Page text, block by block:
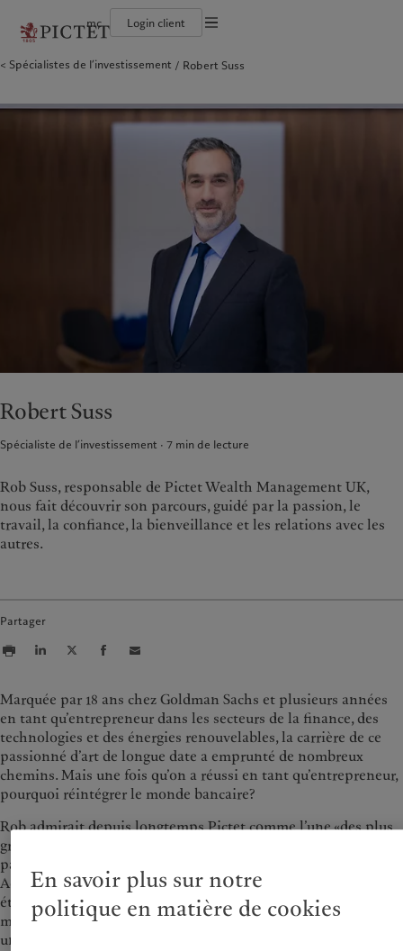
mc Login client
Le groupe Pictet
Nos notations d'entreprise
Diversité, équité et inclusion
Particuliers et familles
Wealth management
Latest insights
L’approche de Pictet
Principes d’investissement climatique
Gouvernance de la durabilité
Asie
China Offshore
Hong Kong SAR
香港特别行政区
日本
Singapore
|新加坡
Spain
España
France
Italia| Italy
(en)|Luxemburg (de)
Monaco (en)|Monaco (fr)
Switzerland|Suisse|Schweiz|
Svizzera
Diversité, équité et inclusion
Nos clients
Particuliers et familles
Institutions et intermédiaires
financiers
Investisseurs institutionnels
Wealth management
Asset services
L’approche de Pictet
Rapport de durabilité
Plan d’action climatique
Gouvernance de la durabilité
Fondation du Groupe
Prix Pictet
Gestion des cookies
Protection des données
Spécialistes de l’investissement Robert Suss
Robert Suss
Spécialiste de l’investissement 7 min de lecture
Rob Suss, responsable de Pictet Wealth Management UK,
nous fait découvrir son parcours, guidé par la passion, le
travail, la confiance, la bienveillance et les relations avec les
autres.
Partager
Marquée par 18 ans chez Goldman Sachs et plusieurs années
en tant qu’entrepreneur dans les secteurs de la finance, des
technologies et des énergies renouvelables, la carrière de ce
passionné d’art de longue date a emprunté de nombreux
chemins. Mais une fois qu’on a réussi en tant qu’entrepreneur,
pourquoi réintégrer le monde bancaire?
Rob admirait depuis longtemps Pictet comme l’une «des plus
grandes marques» de la gestion de fortune, mais c’est surtout
parce qu’il était intrigué qu’il a accepté de rencontrer Heinrich
Adami1en 2021. «J’avais été approché par plusieurs
établissements concurrents depuis 2014, mais aucun ne
m’intéressait vraiment. Avec Pictet, c’était différent, il y avait
une aura de mystère», dit-il.
En savoir plus sur notre
politique en matière de cookies